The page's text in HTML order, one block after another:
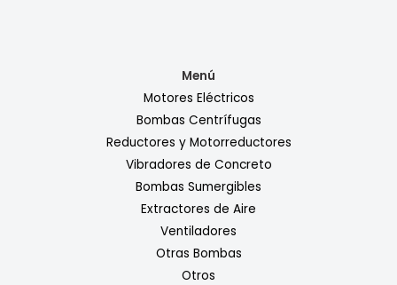
Menú
Motores Eléctricos
Bombas Centrífugas
Reductores y Motorreductores
Vibradores de Concreto
Bombas Sumergibles
Extractores de Aire
Ventiladores
Otras Bombas
Otros